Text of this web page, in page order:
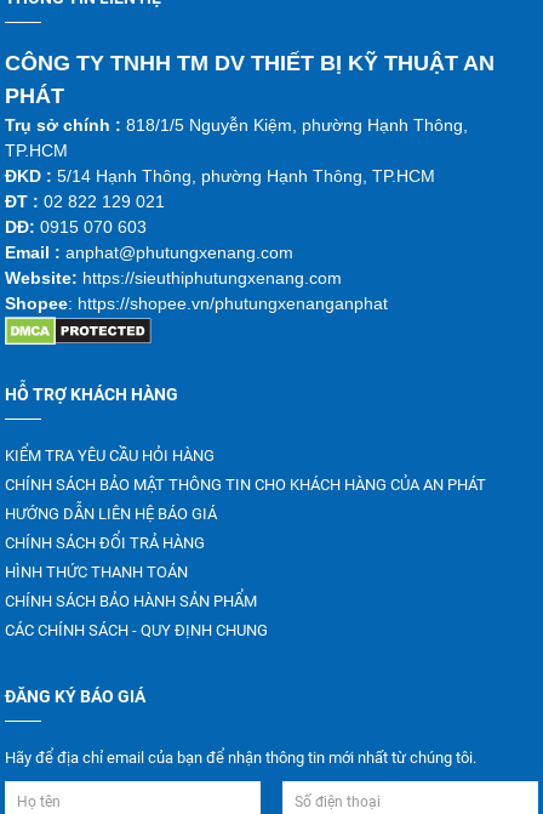
CÔNG TY TNHH TM DV THIẾT BỊ KỸ THUẬT AN
PHÁT
Trụ sở chính : 818/1/5 Nguyễn Kiệm, phường Hạnh Thông,
TP.HCM
ĐKD :5/14 Hạnh Thông, phường Hạnh Thông, TP.HCM
ĐT : 02 822 129 021
DĐ:0915 070 603
Email :anphat@phutungxenang.com
Website: https://sieuthiphutungxenang.com
Shopee: https://shopee.vn/phutungxenanganphat
HỖ TRỢ KHÁCH HÀNG
KIỂM TRA YÊU CẦU HỎI HÀNG
CHÍNH SÁCH BẢO MẬT THÔNG TIN CHO KHÁCH HÀNG CỦA AN PHÁT
HƯỚNG DẪN LIÊN HỆ BÁO GIÁ
CHÍNH SÁCH ĐỔI TRẢ HÀNG
HÌNH THỨC THANH TOÁN
CHÍNH SÁCH BẢO HÀNH SẢN PHẨM
CÁC CHÍNH SÁCH - QUY ĐỊNH CHUNG
ĐĂNG KÝ BÁO GIÁ
Hãy để địa chỉ email của bạn để nhận thông tin mới nhất từ chúng tôi.